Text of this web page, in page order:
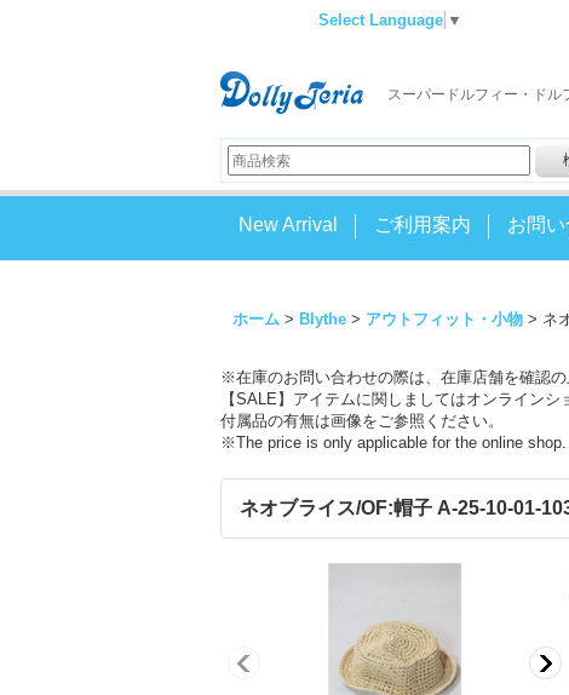
Select Language ▼
スーパードルフィー・ド
New Arrival ご利用案内 お問
ホーム > Blythe > アウトフィット・小物 > ネ
※在庫のお問い合わせの際は、在庫店舗を確認の
【SALE】アイテムに関しましてはオンラインシ
付属品の有無は画像をご参照ください。
※The price is only applicable for the online
ネオブライス/OF:帽子 A-25-10-01-